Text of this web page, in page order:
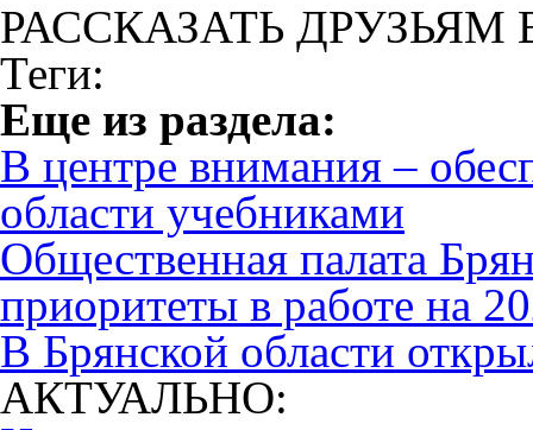
РАССКАЗАТЬ ДРУЗЬЯМ
Теги:
Eще из раздела:
В центре внимания –
области учебниками
Общественная палата
приоритеты в работе на
В Брянской области
АКТУАЛЬНО: